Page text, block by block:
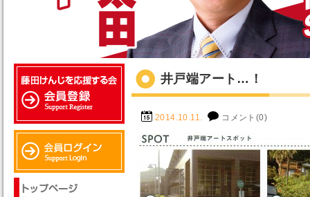
井戸端アート…！
2014.10.11. コメント(0)